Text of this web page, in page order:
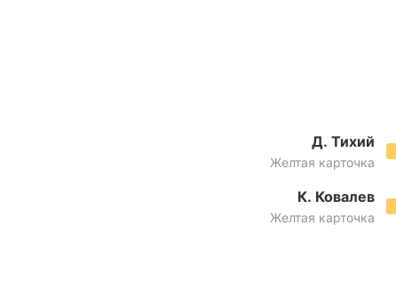
Д. Тихий
Желтая карточка
К. Ковалев
Желтая карточка